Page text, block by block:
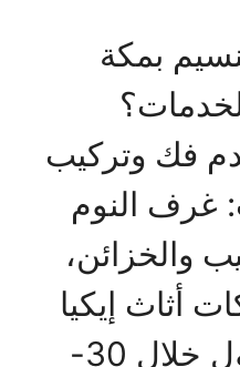
بمكة
فك وتركيب
غرف النوم
والخزائن،
أثاث إيكيا
وهوم سنتر، وصول خلال 30-